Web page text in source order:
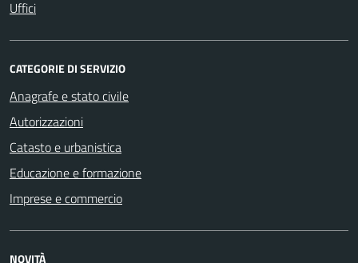
Uffici
CATEGORIE DI SERVIZIO
Anagrafe e stato civile
Autorizzazioni
Catasto e urbanistica
Educazione e formazione
Imprese e commercio
NOVITÀ